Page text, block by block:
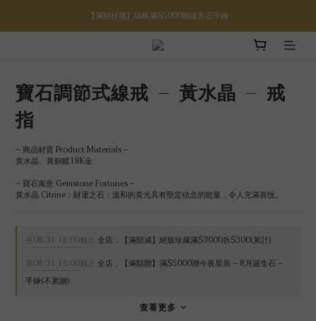
【八月限定】結帳滿$3000折$300
【八月限定】結帳滿$3000折$300
【註冊禮金】新註冊會員贈$100購物金
寶石調節式線戒 – 黃水晶 – 戒
指
– 商品材質 Product Materials –
黃水晶、黃銅鍍18K金
– 寶石寓意 Gemstone Fortunes –
黃水晶 Citrine：財運之石；溫和的黃光具有堅定信念的能量，令人充滿喜悅。
至08/31 16:00截止
全店，【滿額減】絕版珍藏滿$3000折$300(累計)
至08/31 16:00截止
全店，【滿額贈】滿$5000贈今夜星辰 – 8月誕生石 –
手鍊(不累贈)
查看更多